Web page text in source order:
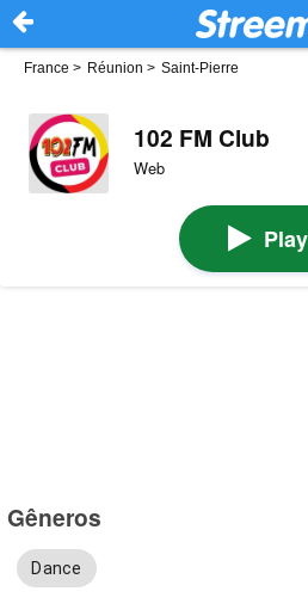
France > Réunion > Saint-Pierre
102 FM Club
Web
Play
Gêneros
Dance